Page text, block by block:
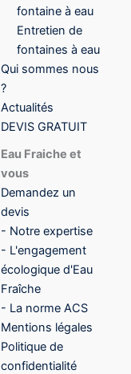
fontaine à eau
Entretien de
fontaines à eau
Qui sommes nous
?
Actualités
DEVIS GRATUIT
Eau Fraiche et
vous
Demandez un
devis
- Notre expertise
- L'engagement
écologique d'Eau
Fraîche
- La norme ACS
Mentions légales
Politique de
confidentialité